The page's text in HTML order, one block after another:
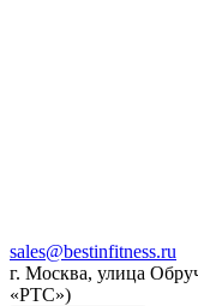
sales@bestinfitness.ru
г. Москва, улица
«РТС»)